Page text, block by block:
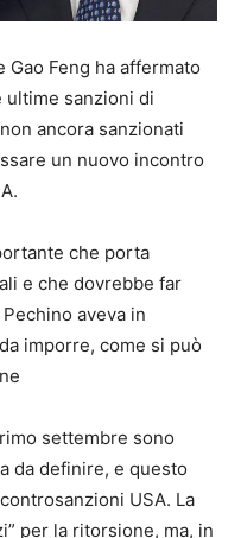
Feng ha affermato
sanzioni di
ancora sanzionati
un nuovo incontro
che porta
e che dovrebbe far
aveva in
imporre, come si può
settembre sono
da definire, e questo
USA. La
per la ritorsione, ma, in